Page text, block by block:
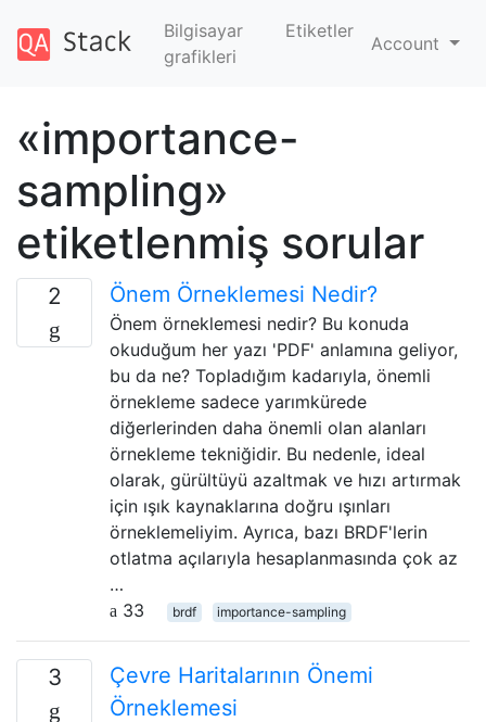
Bilgisayar
grafikleri
Etiketler
Account
«importance-
sampling»
etiketlenmiş sorular
2 Önem Örneklemesi Nedir?
Önem örneklemesi nedir? Bu konuda
okuduğum her yazı 'PDF' anlamına geliyor,
bu da ne? Topladığım kadarıyla, önemli
örnekleme sadece yarımkürede
diğerlerinden daha önemli olan alanları
örnekleme tekniğidir. Bu nedenle, ideal
olarak, gürültüyü azaltmak ve hızı artırmak
için ışık kaynaklarına doğru ışınları
örneklemeliyim. Ayrıca, bazı BRDF'lerin
otlatma açılarıyla hesaplanmasında çok az
…
33
brdf importance-sampling
3
Çevre Haritalarının Önemi
Örneklemesi